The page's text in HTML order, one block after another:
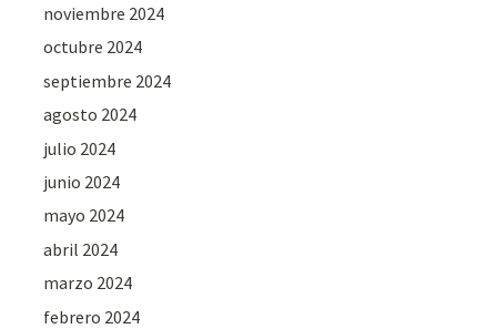
noviembre 2024
octubre 2024
septiembre 2024
agosto 2024
julio 2024
junio 2024
mayo 2024
abril 2024
marzo 2024
febrero 2024